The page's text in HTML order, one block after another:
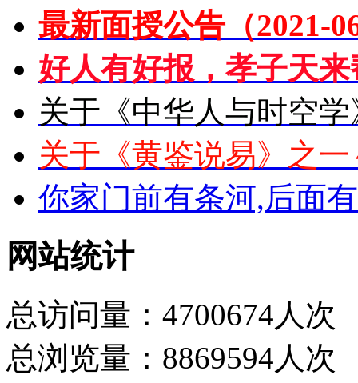
最新面授公告（2021-
好人有好报，孝子天来
关于《中华人与时空
关于《黄鉴说易》之
你家门前有条河,后面
网站统计
总访问量：4700674人次
总浏览量：8869594人次